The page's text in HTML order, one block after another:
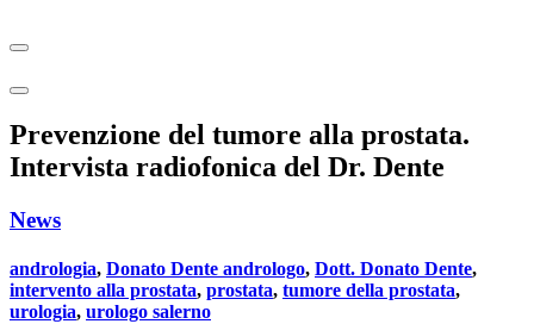
Prevenzione del tumore alla prostata.
Intervista radiofonica del Dr. Dente
News
andrologia, Donato Dente andrologo, Dott. Donato Dente,
intervento alla prostata, prostata, tumore della prostata,
urologia, urologo salerno